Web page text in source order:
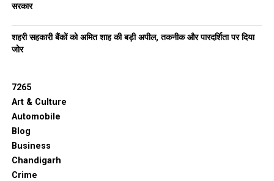
सरकार
शहरी सहकारी बैंकों को अमित शाह की बड़ी अपील, तकनीक और पारदर्शिता पर दिया
जोर
7265
Art & Culture
Automobile
Blog
Business
Chandigarh
Crime